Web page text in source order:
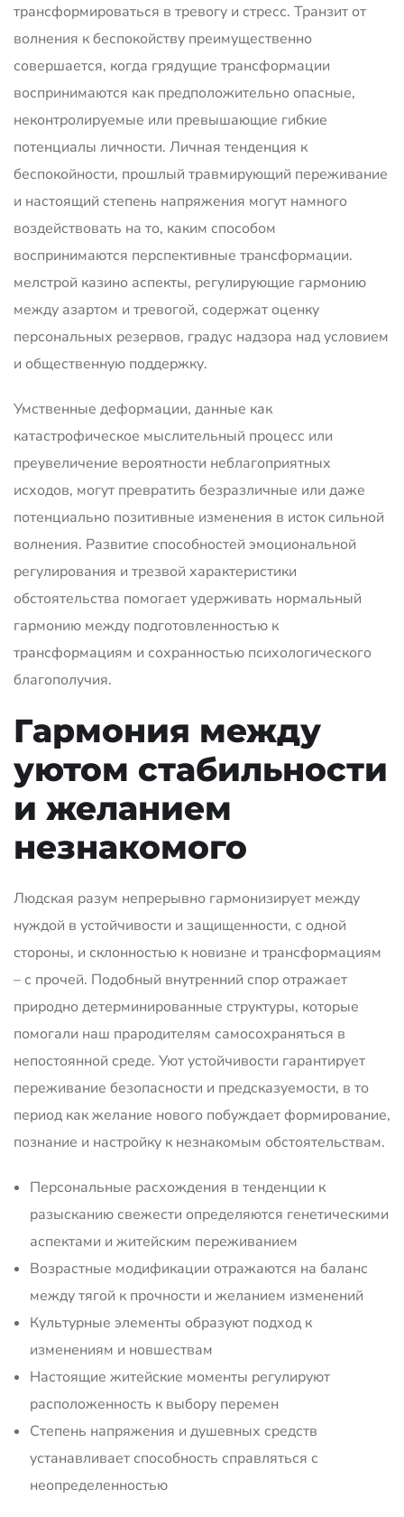
трансформироваться в тревогу и стресс. Транзит от
волнения к беспокойству преимущественно
совершается, когда грядущие трансформации
воспринимаются как предположительно опасные,
неконтролируемые или превышающие гибкие
потенциалы личности. Личная тенденция к
беспокойности, прошлый травмирующий переживание
и настоящий степень напряжения могут намного
воздействовать на то, каким способом
воспринимаются перспективные трансформации.
мелстрой казино аспекты, регулирующие гармонию
между азартом и тревогой, содержат оценку
персональных резервов, градус надзора над условием
и общественную поддержку.
Умственные деформации, данные как
катастрофическое мыслительный процесс или
преувеличение вероятности неблагоприятных
исходов, могут превратить безразличные или даже
потенциально позитивные изменения в исток сильной
волнения. Развитие способностей эмоциональной
регулирования и трезвой характеристики
обстоятельства помогает удерживать нормальный
гармонию между подготовленностью к
трансформациям и сохранностью психологического
благополучия.
Гармония между
уютом стабильности
и желанием
незнакомого
Людская разум непрерывно гармонизирует между
нуждой в устойчивости и защищенности, с одной
стороны, и склонностью к новизне и трансформациям
– с прочей. Подобный внутренний спор отражает
природно детерминированные структуры, которые
помогали наш прародителям самосохраняться в
непостоянной среде. Уют устойчивости гарантирует
переживание безопасности и предсказуемости, в то
период как желание нового побуждает формирование,
познание и настройку к незнакомым обстоятельствам.
Персональные расхождения в тенденции к
разысканию свежести определяются генетическими
аспектами и житейским переживанием
Возрастные модификации отражаются на баланс
между тягой к прочности и желанием изменений
Культурные элементы образуют подход к
изменениям и новшествам
Настоящие житейские моменты регулируют
расположенность к выбору перемен
Степень напряжения и душевных средств
устанавливает способность справляться с
неопределенностью